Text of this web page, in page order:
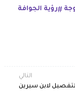
رؤية الجوافة
التالي
لابن سيرين